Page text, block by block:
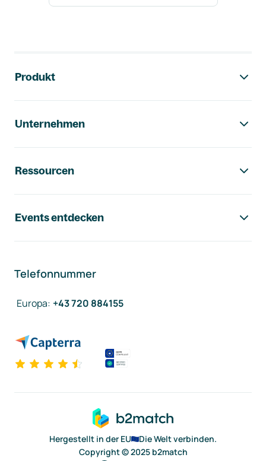
Produkt
Unternehmen
Ressourcen
Events entdecken
Telefonnummer
Europa: +43 720 884155
Hergestellt in der EU
Die Welt verbinden.
Copyright © 2025 b2match